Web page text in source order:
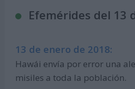
Efemérides del 13
13 de enero de 2018:
Hawái envía por error una
misiles a toda la población.